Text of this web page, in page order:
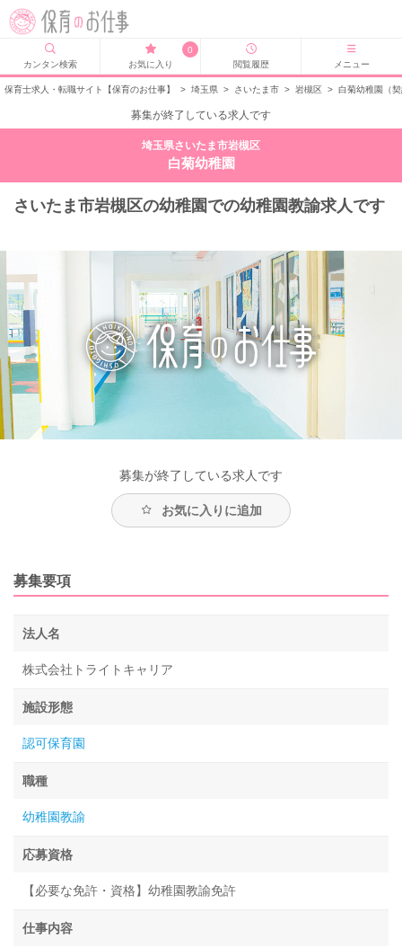
カンタン検索
0
お気に入り
閲覧履歴 メニュー
保育士求人・転職サイト【保育のお仕事】 > 埼玉県 > さいたま市 > 岩槻区 > 白菊幼稚園（
募集が終了している求人です
埼玉県さいたま市岩槻区
白菊幼稚園
さいたま市岩槻区の幼稚園での幼稚園教諭求人です
募集が終了している求人です
お気に入りに追加
募集要項
法人名
株式会社トライトキャリア
施設形態
認可保育園
職種
幼稚園教諭
応募資格
【必要な免許・資格】幼稚園教諭免許
仕事内容